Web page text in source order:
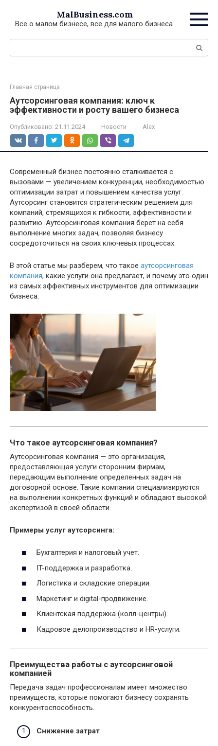
контенту
MalBusiness.com
Все о малом бизнесе, все для малого бизнеса.
Поиск:
Главная страница
Аутсорсинговая компания: ключ к
эффективности и росту вашего бизнеса
Опубликовано: 21.11.2024 Новости Alex
Современный бизнес постоянно сталкивается с
вызовами — увеличением конкуренции, необходимостью
оптимизации затрат и повышением качества услуг.
Аутсорсинг становится стратегическим решением для
компаний, стремящихся к гибкости, эффективности и
развитию. Аутсорсинговая компания берет на себя
выполнение многих задач, позволяя бизнесу
сосредоточиться на своих ключевых процессах.
В этой статье мы разберем, что такое аутсорсинговая
компания, какие услуги она предлагает, и почему это один
из самых эффективных инструментов для оптимизации
бизнеса.
Что такое аутсорсинговая компания?
Аутсорсинговая компания — это организация,
предоставляющая услуги сторонним фирмам,
передающим выполнение определенных задач на
договорной основе. Такие компании специализируются
на выполнении конкретных функций и обладают высокой
экспертизой в своей области.
Примеры услуг аутсорсинга:
Бухгалтерия и налоговый учет.
IT-поддержка и разработка.
Логистика и складские операции.
Маркетинг и digital-продвижение.
Клиентская поддержка (колл-центры).
Кадровое делопроизводство и HR-услуги.
Преимущества работы с аутсорсинговой
компанией
Передача задач профессионалам имеет множество
преимуществ, которые помогают бизнесу сохранять
конкурентоспособность.
Снижение затрат